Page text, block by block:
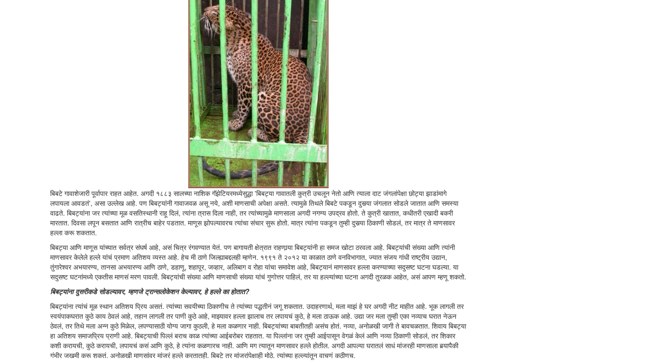
बिबटे गावाशेजारी पूर्वापार राहत आहेत. अगदी १८८३ सालच्या नाशिक गॅझेटियरमध्येसुद्धा 'बिबट्या गावातली कुत्री उचलून नेतो आणि त्याला दाट जंगलांपेक्षा छोट्या झाडांमागे
लपायला आवडतं', असा उल्लेख आहे. पण बिबट्यांनी गावाजवळ असू नये, अशी माणसाची अपेक्षा असते. त्यामुळे तिथले बिबटे पकडून दुसर्‍या जंगलात सोडले जातात आणि समस्या
वाढते. बिबट्यांना जर त्यांच्या मूळ वसतिस्थानी राहू दिलं, त्यांना त्रास दिला नाही, तर त्यांच्यामुळे माणसाला अगदी नगण्य उपद्रव होतो. ते कुत्री खातात, कधीतरी एखादी बकरी
मारतात. दिवसा लपून बसतात आणि रात्रीच बाहेर पडतात. माणूस झोपल्यावरच त्यांचा संचार सुरू होतो. मात्र त्यांना पकडून तुम्ही दुसर्‍या ठिकाणी सोडलं, तर मात्र ते माणसावर
हल्ला करू शकतात.
बिबट्या आणि माणूस यांच्यात सर्वत्र संघर्ष आहे, असं चित्र रंगवण्यात येतं. पण बागायती क्षेत्रात राहणार्‍या बिबट्यांनी हा समज खोटा ठरवला आहे. बिबट्यांची संख्या आणि त्यांनी
माणसावर केलेले हल्ले यांचं प्रमाण अतिशय व्यस्त आहे. हेच मी ठाणे जिल्ह्याबद्दलही म्हणेन. १९९१ ते २०१२ या काळात ठाणे वनविभागात, ज्यात संजय गांधी राष्ट्रीय उद्यान,
तुंगारेश्वर अभयारण्य, तानसा अभयारण्य आणि ठाणे, डहाणू, शहापूर, जव्हार, अलिबाग व रोहा यांचा समावेश आहे, बिबट्यानं माणसावर हल्ला करण्याच्या सदुसष्ट घटना घडल्या. या
सदुसष्ट घटनांमध्ये एकतीस माणसं मरण पावली. बिबट्यांची संख्या आणि माणसाची संख्या यांचं गुणोत्तर पाहिलं, तर या हल्ल्यांच्या घटना अगदी तुरळक आहेत, असं आपण म्हणू शकतो.
बिबट्यांना दुसरीकडे सोडल्यावर, म्हणजेट्रान्सलोकेशनकेल्यावर, हे हल्ले का होतात?
बिबट्यांना त्यांचं मूळ स्थान अतिशय प्रिय असतं. त्यांच्या सवयीच्या ठिकाणीच ते त्यांच्या पद्धतीनं जगू शकतात. उदाहरणार्थ, मला माझं हे घर अगदी नीट माहीत आहे. भूक लागली तर
स्वयंपाकघरात कुठे काय ठेवलं आहे, तहान लागली तर पाणी कुठे आहे, माझ्यावर हल्ला झालाच तर लपायचं कुठे, हे मला ठाऊक आहे. उद्या जर मला तुम्ही एका नव्याच घरात नेऊन
ठेवलं, तर तिथे मला अन्न कुठे मिळेल, लपण्यासाठी योग्य जागा कुठली, हे मला कळणार नाही. बिबट्यांच्या बाबतीतही असंच होतं. नव्या, अनोळखी जागी ते बावचळतात. शिवाय बिबट्या
हा अतिशय समाजप्रिय प्राणी आहे. बिबट्याची पिल्लं बराच काळ त्यांच्या आईबरोबर राहतात. या पिल्लांना जर तुम्ही आईपासून वेगळं केलं आणि नव्या ठिकाणी सोडलं, तर शिकार
कशी करायची, कुठे करायची, लपायचं कसं आणि कुठे, हे त्यांना कळणारच नाही. आणि मग त्यातून माणसावर हल्ले होतील. अगदी आपल्या घरातलं साधं मांजरही माणसाला बर्‍यापैकी
गंभीर जखमी करू शकतं. अनोळखी माणसांवर मांजरं हल्ले करतातही. बिबटे तर मांजरांपेक्षाही मोठे. त्यांच्या हल्ल्यांतून वाचणं कठीणच.